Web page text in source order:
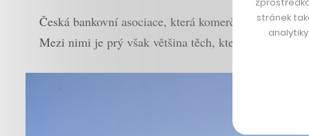
Česká bankovní asociace, která komerční banky
Mezi nimi je prý však většina těch, které poskytují
stránek